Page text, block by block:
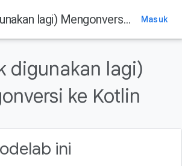
(Tidak digunakan lagi) Mengonversi ke Kotlin Masuk
digunakan lagi)
ke Kotlin
ini